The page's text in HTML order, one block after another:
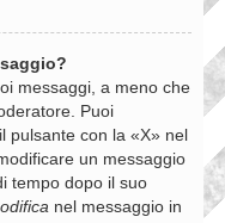
messaggi, a meno che
Puoi
pulsante con la «X» nel
un messaggio
tempo dopo il suo
nel messaggio in